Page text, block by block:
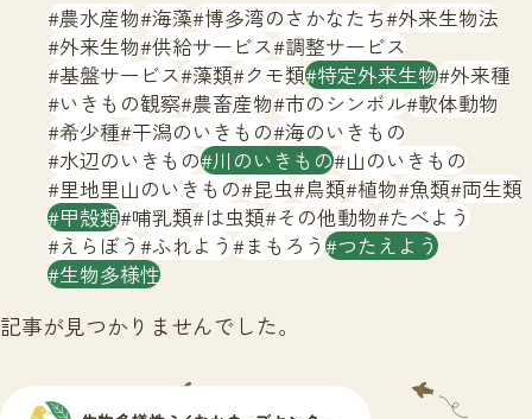
文字サイズ 小 中 大
生物多様性ふくおかウェブセンターとは
サイトマップ
農水産物 海藻 博多湾のさかなたち 外来生物法
外来生物 供給サービス 調整サービス
基盤サービス 藻類 クモ類 特定外来生物 外来種
いきもの観察 農畜産物 市のシンボル 軟体動物
希少種 干潟のいきもの 海のいきもの
水辺のいきもの 川のいきもの 山のいきもの
里地里山のいきもの 昆虫 鳥類 植物 魚類 両生類
甲殻類 哺乳類 は虫類 その他動物 たべよう
えらぼう ふれよう まもろう つたえよう
生物多様性
記事が見つかりませんでした。